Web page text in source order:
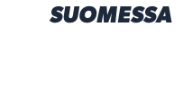
SUOMESSA